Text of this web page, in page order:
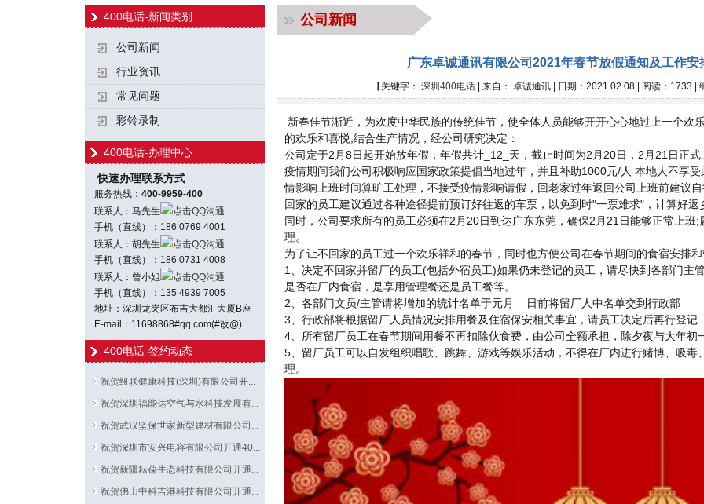
400电话-新闻类别
公司新闻
行业资讯
常见问题
彩铃录制
400电话-办理中心
快速办理联系方式
服务热线： 400-9959-400
联系人：马先生
点击QQ沟通
手机（直线）：186 0769 4001
联系人：胡先生
点击QQ沟通
手机（直线）：186 0731 4008
联系人：曾小姐
点击QQ沟通
手机（直线）：135 4939 7005
地址：深圳龙岗区布吉大都汇大厦B座
E-mail：11698868#qq.com(#改@)
400电话-签约动态
祝贺纽联健康科技(深圳)有限公司开...
祝贺深圳福能达空气与水科技发展有...
祝贺武汉坚保世家新型建材有限公司...
祝贺深圳市安兴电容有限公司开通40...
祝贺新疆耘葆生态科技有限公司开通...
祝贺佛山中科吉港科技有限公司开通...
公司新闻
广东卓诚通讯有限公司2021年春节放假通知及工作
【关键字： 深圳400电话 | 来自： 卓诚通讯 | 日期：2021.02.08 | 阅读：1733 |
新春佳节渐近，为欢度中华民族的传统佳节，使全体人员能够开开心心地过上一个欢
的欢乐和喜悦;结合生产情况，经公司研究决定：
公司定于2月8日起开始放年假，年假共计_12_天，截止时间为2月20日，2月21日正式
疫情期间我们公司积极响应国家政策提倡当地过年，并且补助1000元/人 本地人不享
情影响上班时间算旷工处理，不接受疫情影响请假，回老家过年返回公司上班前建议
回家的员工建议通过各种途径提前预订好往返的车票，以免到时"一票难求"，计算好
同时，公司要求所有的员工必须在2月20日到达广东东莞，确保2月21日能够正常上
理。
为了让不回家的员工过一个欢乐祥和的春节，同时也方便公司在春节期间的食宿安排
1、决定不回家并留厂的员工(包括外宿员工)如果仍未登记的员工，请尽快到各部门主
是否在厂内食宿，是享用管理餐还是员工餐等。
2、各部门文员/主管请将增加的统计名单于元月__日前将留厂人中名单交到行政部
3、行政部将根据留厂人员情况安排用餐及住宿保安相关事宜，请员工决定后再行登记
4、所有留厂员工在春节期间用餐不再扣除伙食费，由公司全额承担，除夕夜与大年初
5、留厂员工可以自发组织唱歌、跳舞、游戏等娱乐活动，不得在厂内进行赌博、吸
理。